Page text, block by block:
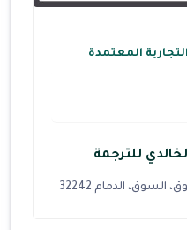
المعتمدة
للترجمة